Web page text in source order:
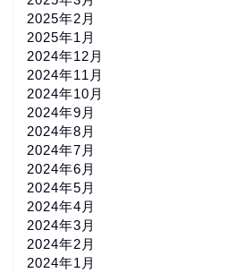
2025年2月
2025年1月
2024年12月
2024年11月
2024年10月
2024年9月
2024年8月
2024年7月
2024年6月
2024年5月
2024年4月
2024年3月
2024年2月
2024年1月